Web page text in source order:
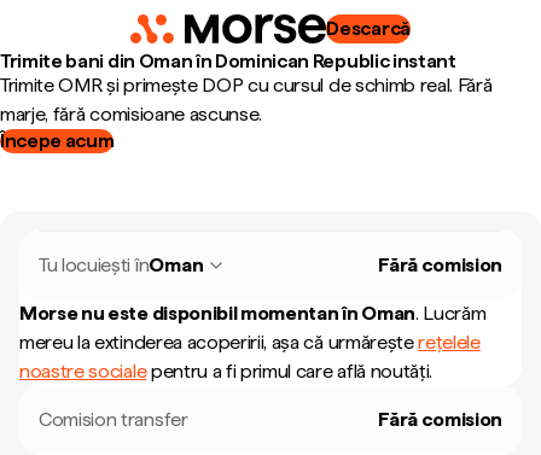
Descarcă
Trimite bani din Oman în Dominican Republic instant
Trimite OMR și primește DOP cu cursul de schimb real. Fără
marje, fără comisioane ascunse.
Începe acum
Tu locuiești înOman Fără comision
Morse nu este disponibil momentan în Oman. Lucrăm
mereu la extinderea acoperirii, așa că urmăreșterețelele
noastre socialepentru a fi primul care află noutăți.
Comision transfer Fără comision